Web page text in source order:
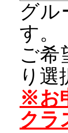
グル
す。
ご希
り選
※お
クラ